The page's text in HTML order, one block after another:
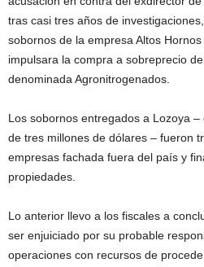
tras casi tres años de
sobornos de la empresa Altos
impulsara la compra a sobreprecio
denominada Agronitrogenados.
Los sobornos entregados a Lozoya
de tres millones de dólares – fueron
empresas fachada fuera del país y
propiedades.
Lo anterior llevo a los fiscales a
ser enjuiciado por su probable
operaciones con recursos de